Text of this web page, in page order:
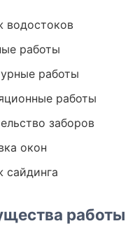
водостоков
работы
работы
работы
заборов
окон
сайдинга
работы